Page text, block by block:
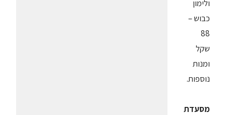
ולימון
כבוש –
88
שקל
ומנות
נוספות.
מסעדת